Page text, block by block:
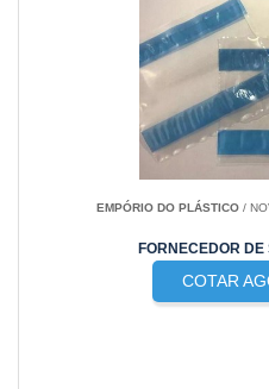
EMPÓRIO DO PLÁSTICO /
FORNECEDOR
COTAR